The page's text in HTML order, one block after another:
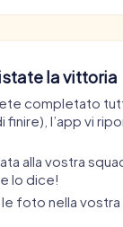
la vittoria
completato
l’app vi
alla vostra
lo dice!
foto nella vostra